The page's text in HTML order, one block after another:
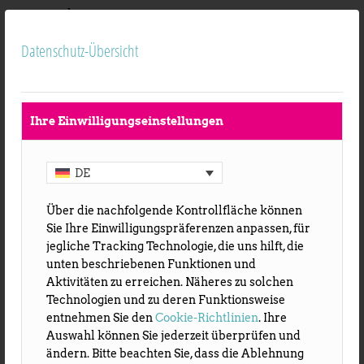
Datenschutz-Übersicht
Ihre Einwilligungseinstellungen
DE
Über die nachfolgende Kontrollfläche können
Sie Ihre Einwilligungspräferenzen anpassen, für
jegliche Tracking Technologie, die uns hilft, die
unten beschriebenen Funktionen und
Aktivitäten zu erreichen. Näheres zu solchen
Technologien und zu deren Funktionsweise
entnehmen Sie denCookie-Richtlinien. Ihre
Auswahl können Sie jederzeit überprüfen und
ändern. Bitte beachten Sie, dass die Ablehnung
verbessern.
Für Cookies, die zur Erstellung von Nutzer-
ausgerichtet sind, ist eine vorherige
Zustimmung des Benutzers notwendig und
erfolgt in Einklang mit seinen Vorlieben, die aus
der Navigation zu erkennen sind.
Analytische Cookies werden verwendet, um
aggregierte Informationen über die Anzahl der
Besucher und das Besucherverhalten auf
statistischer Ebene zu erheben. Diese Cookies
sammeln weder Informationen über die
Identität des Benutzers noch
personenbezogene Daten: diese Cookies sind
mit technischen Cookies vergleichbar, da die